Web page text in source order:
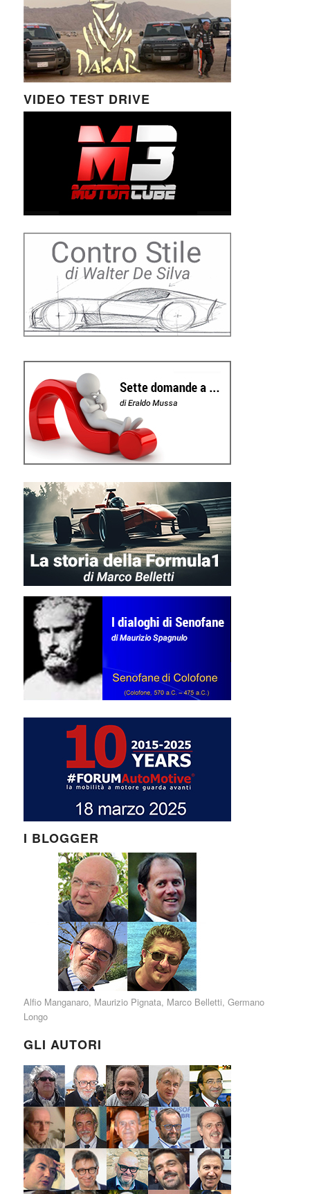
VIDEO TEST DRIVE
I BLOGGER
Alfio Manganaro, Maurizio Pignata, Marco Belletti, Germano
Longo
GLI AUTORI